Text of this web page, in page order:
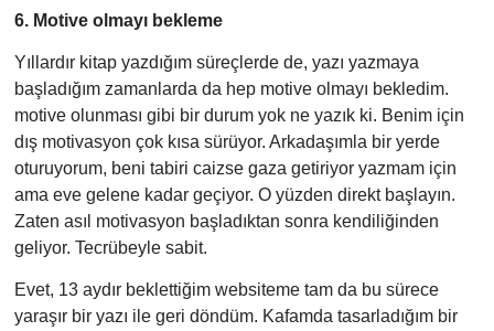
6. Motive olmayı bekleme
Yıllardır kitap yazdığım süreçlerde de, yazı yazmaya
başladığım zamanlarda da hep motive olmayı bekledim.
motive olunması gibi bir durum yok ne yazık ki. Benim için
dış motivasyon çok kısa sürüyor. Arkadaşımla bir yerde
oturuyorum, beni tabiri caizse gaza getiriyor yazmam için
ama eve gelene kadar geçiyor. O yüzden direkt başlayın.
Zaten asıl motivasyon başladıktan sonra kendiliğinden
geliyor. Tecrübeyle sabit.
Evet, 13 aydır beklettiğim websiteme tam da bu sürece
yaraşır bir yazı ile geri döndüm. Kafamda tasarladığım bir